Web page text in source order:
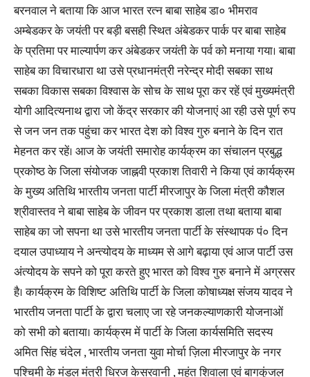
बरनवाल ने बताया कि आज भारत रत्न बाबा साहेब डा० भीमराव
अम्बेडकर के जयंती पर बड़ी बसही स्थित अंबेडकर पार्क पर बाबा साहेब
के प्रतिमा पर माल्यार्पण कर अंबेडकर जयंती के पर्व को मनाया गया। बाबा
साहेब का विचारधारा था उसे प्रधानमंत्री नरेन्द्र मोदी सबका साथ
सबका विकास सबका विश्वास के सोच के साथ पूरा कर रहें एवं मुख्यमंत्री
योगी आदित्यनाथ द्वारा जो केंद्र सरकार की योजनाएं आ रही उसे पूर्ण रुप
से जन जन तक पहुंचा कर भारत देश को विश्व गुरु बनाने के दिन रात
मेहनत कर रहें। आज के जयंती समारोह कार्यक्रम का संचालन प्रबुद्ध
प्रकोष्ठ के जिला संयोजक जाह्नवी प्रकाश तिवारी ने किया एवं कार्यक्रम
के मुख्य अतिथि भारतीय जनता पार्टी मीरजापुर के जिला मंत्री कौशल
श्रीवास्तव ने बाबा साहेब के जीवन पर प्रकाश डाला तथा बताया बाबा
साहेब का जो सपना था उसे भारतीय जनता पार्टी के संस्थापक पं० दिन
दयाल उपाध्याय ने अन्त्योदय के माध्यम से आगे बढ़ाया एवं आज पार्टी उस
अंत्योदय के सपने को पूरा करते हुए भारत को‌ विश्व गुरु बनाने में अग्रसर
है। कार्यक्रम के विशिष्ट अतिथि पार्टी के जिला कोषाध्यक्ष संजय यादव ने
भारतीय जनता पार्टी के द्वारा चलाए जा रहे जनकल्याणकारी योजनाओं
को सभी को बताया। कार्यक्रम में पार्टी के जिला कार्यसमिति सदस्य
अमित सिंह चंदेल , भारतीय जनता युवा मोर्चा ज़िला मीरजापुर के नगर
पश्चिमी के मंडल मंत्री धिरज केसरवानी , महंत शिवाला एवं बागकुंजल